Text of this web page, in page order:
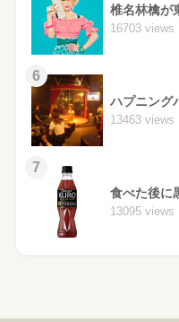
椎名林檎が
16703 views
6
ハプニング
13463 views
7
食べた後に
13095 views